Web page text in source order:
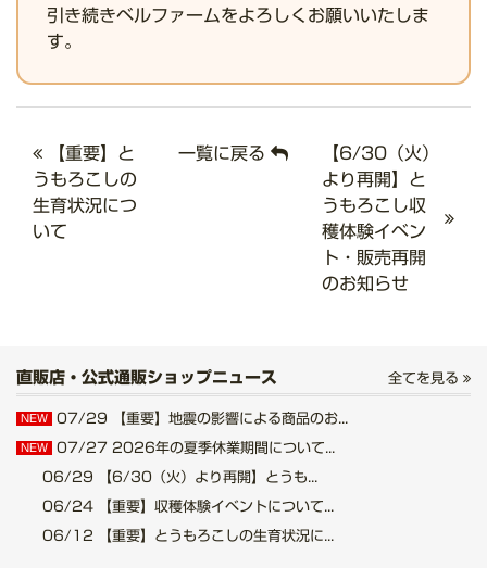
引き続きベルファームをよろしくお願いいたしま
す。
【重要】と
うもろこしの
生育状況につ
いて
一覧に戻る
【6/30（火）
より再開】と
うもろこし収
穫体験イベン
ト・販売再開
のお知らせ
直販店・公式通販ショップニュース 全てを見る
NEW 07/29 【重要】地震の影響による商品のお...
NEW 07/27 2026年の夏季休業期間について...
06/29 【6/30（火）より再開】とうも...
06/24 【重要】収穫体験イベントについて...
06/12 【重要】とうもろこしの生育状況に...